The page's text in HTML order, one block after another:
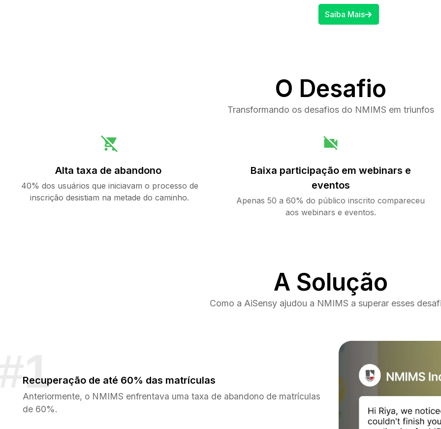
Saiba Mais
O Desafio
Transformando os desafios do NMIMS em triunfos
Alta taxa de abandono
40% dos usuários que iniciavam o processo de
inscrição desistiam na metade do caminho.
Baixa participação em webinars e
eventos
Apenas 50 a 60% do público inscrito compareceu
aos webinars e eventos.
A Solução
Como a AiSensy ajudou a NMIMS a superar esses
Recuperação de até 60% das matrículas
Anteriormente, o NMIMS enfrentava uma taxa de abandono de matrículas
de 60%.